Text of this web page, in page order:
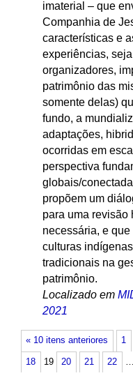
imaterial – que
Companhia de
características e
experiências,
organizadores,
patrimônio das
somente delas)
fundo, a
adaptações,
ocorridas em
perspectiva
globais/
propõem um
para uma revisão
necessária, e
culturas
tradicionais na
patrimônio.
Localizado em
2021
« 10 itens anteriores 1
18 19 20 21 22 …